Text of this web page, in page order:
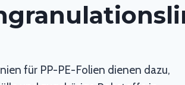
für PP-PE-Folien dienen dazu,